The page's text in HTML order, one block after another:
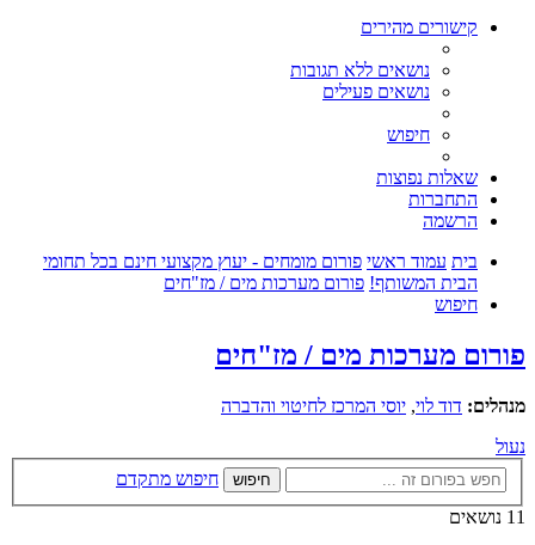
קישורים מהירים
נושאים ללא תגובות
נושאים פעילים
חיפוש
שאלות נפוצות
התחברות
הרשמה
בית עמוד ראשי פורום מומחים - יעוץ מקצועי חינם בכל תחומי
הבית המשותף! פורום מערכות מים / מז"חים
חיפוש
פורום מערכות מים / מז"חים
מנהלים: דוד לוי, יוסי המרכז לחיטוי והדברה
נעול
חיפוש
חיפוש מתקדם
11 נושאים